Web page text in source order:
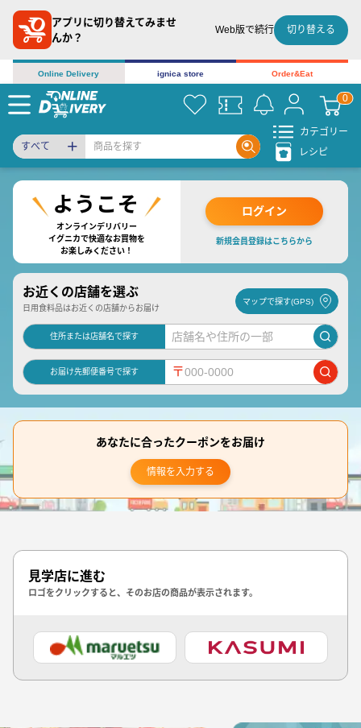
アプリに切り替えてみませ
んか？
Web版で続行 切り替える
Online Delivery ignica store Order&Eat
すべて
カテゴリー
レシピ
オンラインデリバリー
イグニカで快適なお買物を
お楽しみください！
ログイン
新規会員登録はこちらから
お近くの店舗を選ぶ
日用食料品はお近くの店舗からお届け
マップで探す(GPS)
住所または店舗名で探す
お届け先郵便番号で探す 〒
あなたに合ったクーポンをお届け
情報を入力する
見学店に進む
ロゴをクリックすると、そのお店の商品が表示されます。